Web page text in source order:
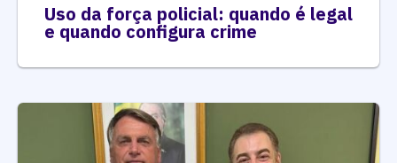
Uso da força policial: quando é legal
e quando configura crime